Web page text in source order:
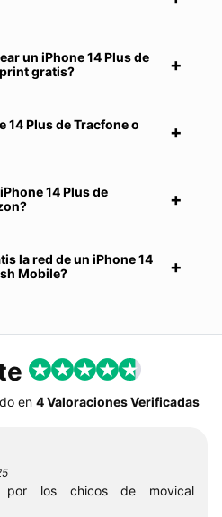
un iPhone 14 Plus de
gratis?
14 Plus de Tracfone o
14 Plus de
la red de un iPhone 14
Mobile?
en 4 Valoraciones Verificadas
por los chicos de movical